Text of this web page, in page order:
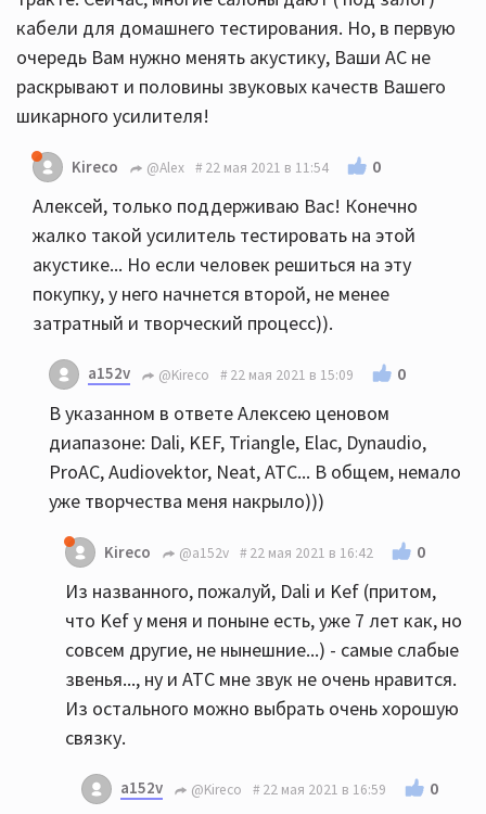
кабели для домашнего тестирования. Но, в первую
очередь Вам нужно менять акустику, Ваши АС не
раскрывают и половины звуковых качеств Вашего
шикарного усилителя!
Kireco @Alex 22 мая 2021 в 11:54 0
Алексей, только поддерживаю Вас! Конечно
жалко такой усилитель тестировать на этой
акустике... Но если человек решиться на эту
покупку, у него начнется второй, не менее
затратный и творческий процесс)).
a152v @Kireco 22 мая 2021 в 15:09 0
В указанном в ответе Алексею ценовом
диапазоне: Dali, KEF, Triangle, Elac, Dynaudio,
ProAC, Audiovektor, Neat, ATC... В общем, немало
уже творчества меня накрыло)))
Kireco @a152v 22 мая 2021 в 16:42 0
Из названного, пожалуй, Dali и Kef (притом,
что Kef у меня и поныне есть, уже 7 лет как, но
совсем другие, не нынешние...) - самые слабые
звенья..., ну и АТС мне звук не очень нравится.
Из остального можно выбрать очень хорошую
связку.
a152v @Kireco 22 мая 2021 в 16:59 0